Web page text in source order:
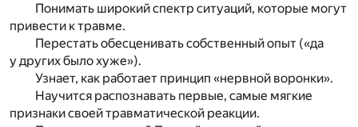
Понимать широкий спектр ситуаций, которые могут
привести к травме.
Перестать обесценивать собственный опыт («да
у других было хуже»).
Узнает, как работает принцип «нервной воронки».
Научится распознавать первые, самые мягкие
признаки своей травматической реакции.